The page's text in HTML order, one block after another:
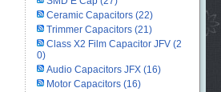
Ceramic Capacitors(22)
Trimmer Capacitors(21)
Class X2 Film Capacitor JFV(2
0)
Audio Capacitors JFX(16)
Motor Capacitors (16)